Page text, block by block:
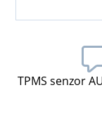
TPMS senzor